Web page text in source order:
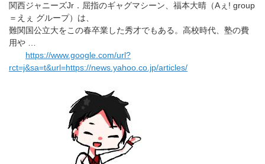
関西ジャニーズJr．屈指のギャグマシーン、福本大晴（Aぇ! group
＝えぇ グループ）は、
難関国公立大をこの春卒業した秀才でもある。高校時代、塾の費
用や …
https://www.google.com/url?
rct=j&sa=t&url=https://news.yahoo.co.jp/articles/